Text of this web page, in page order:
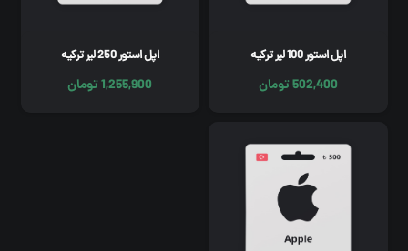
اپل استور 100 لیر ترکیه
502,400تومان
اپل استور 250 لیر ترکیه
1,255,900تومان